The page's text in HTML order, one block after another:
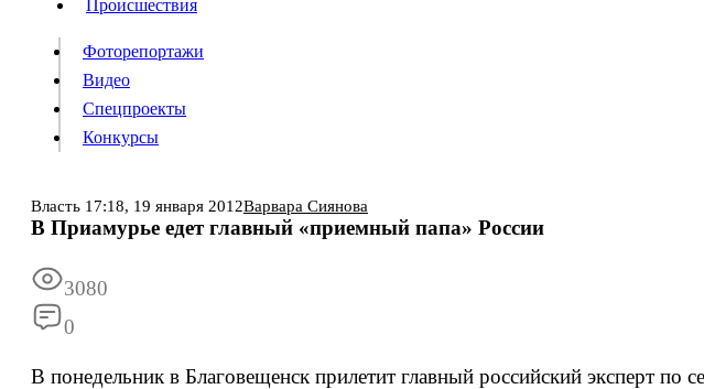
Происшествия
Видео
Конкурсы
Информация
Происшествия
Фоторепортажи
Видео
Спецпроекты
Конкурсы
Власть 17:18, 19 января 2012Варвара Сиянова
В Приамурье едет главный «приемный папа» России
3080
0
В понедельник в Благовещенск прилетит главный российский эксперт